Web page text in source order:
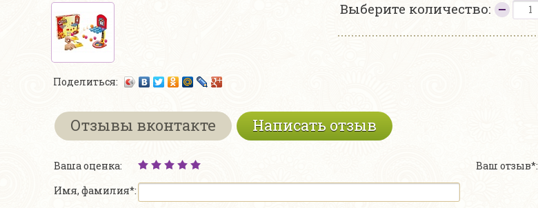
Поделиться:
Выберите количество:
Отзывы вконтакте Написать отзыв
Ваша оценка:
Имя, фамилия*:
Ваш отзыв*: